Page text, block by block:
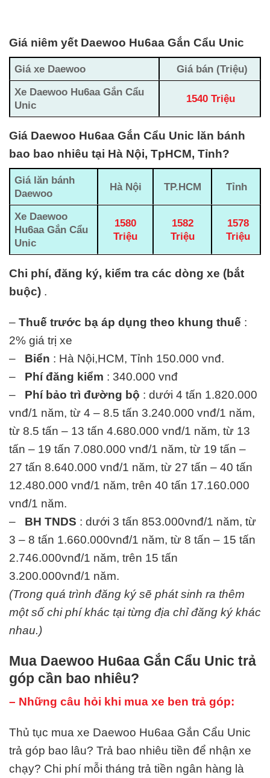
Giá niêm yết Daewoo Hu6aa Gắn Cẩu Unic
Giá xe Daewoo
Giá bán (Triệu)
Xe Daewoo Hu6aa Gắn Cẩu
Unic
1540 Triệu
Giá Daewoo Hu6aa Gắn Cẩu Unic lăn bánh
bao bao nhiêu tại Hà Nội, TpHCM, Tỉnh?
Giá lăn bánh
Daewoo
Hà Nội TP.HCM Tỉnh
Xe Daewoo
Hu6aa Gắn Cẩu
Unic
1580
Triệu
1582
Triệu
1578
Triệu
Chi phí, đăng ký, kiểm tra các dòng xe (bắt
buộc) .
– Thuế trước bạ áp dụng theo khung thuế :
2% giá trị xe
– Biển : Hà Nội,HCM, Tỉnh 150.000 vnđ.
– Phí đăng kiểm : 340.000 vnđ
– Phí bảo trì đường bộ : dưới 4 tấn 1.820.000
vnđ/1 năm, từ 4 – 8.5 tấn 3.240.000 vnđ/1 năm,
từ 8.5 tấn – 13 tấn 4.680.000 vnđ/1 năm, từ 13
tấn – 19 tấn 7.080.000 vnđ/1 năm, từ 19 tấn –
27 tấn 8.640.000 vnđ/1 năm, từ 27 tấn – 40 tấn
12.480.000 vnđ/1 năm, trên 40 tấn 17.160.000
vnđ/1 năm.
– BH TNDS : dưới 3 tấn 853.000vnđ/1 năm, từ
3 – 8 tấn 1.660.000vnđ/1 năm, từ 8 tấn – 15 tấn
2.746.000vnđ/1 năm, trên 15 tấn
3.200.000vnđ/1 năm.
(Trong quá trình đăng ký sẽ phát sinh ra thêm
một số chi phí khác tại từng địa chỉ đăng ký khác
nhau.)
Mua Daewoo Hu6aa Gắn Cẩu Unic trả
góp cần bao nhiêu?
– Những câu hỏi khi mua xe ben trả góp:
Thủ tục mua xe Daewoo Hu6aa Gắn Cẩu Unic
trả góp bao lâu? Trả bao nhiêu tiền để nhận xe
chạy? Chi phí mỗi tháng trả tiền ngân hàng là